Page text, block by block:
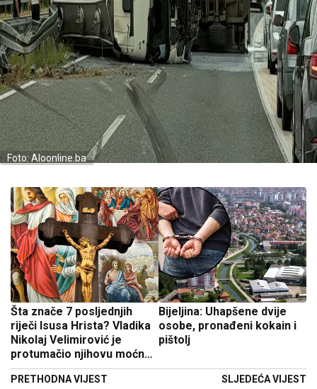
Foto: Aloonline.ba
Šta znače 7 posljednjih
riječi Isusa Hrista? Vladika
Nikolaj Velimirović je
protumačio njihovu moćnu
simboliku
PRETHODNA VIJEST
Bijeljina: Uhapšene dvije
osobe, pronađeni kokain i
pištolj
SLJEDEĆA VIJEST